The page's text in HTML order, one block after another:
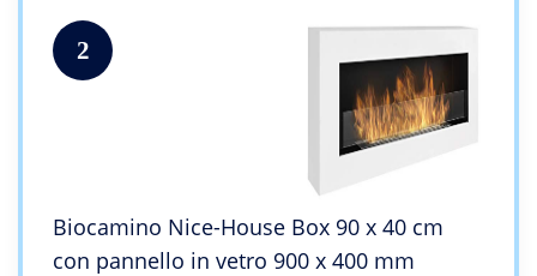
2
Biocamino Nice-House Box 90 x 40 cm
con pannello in vetro 900 x 400 mm